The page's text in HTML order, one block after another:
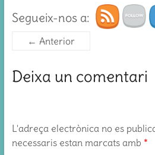
Segueix-nos a:
← Anterior
Deixa un comentari
L'adreça electrònica no es
necessaris estan marcats amb *